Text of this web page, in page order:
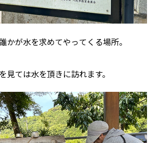
かが水を求めてやってくる場所。
見ては水を頂きに訪れます。